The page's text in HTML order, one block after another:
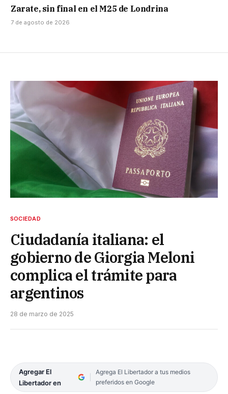
Zarate, sin final en el M25 de Londrina
7 de agosto de 2026
SOCIEDAD
Ciudadanía italiana: el
gobierno de Giorgia Meloni
complica el trámite para
argentinos
28 de marzo de 2025
Agregar El
Libertador en
Agrega El Libertador a tus medios
preferidos en Google